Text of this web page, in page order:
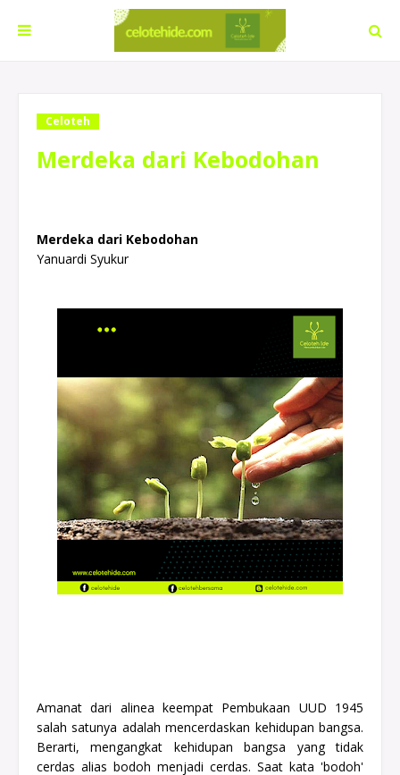
Celoteh
Merdeka dari Kebodohan
Merdeka dari Kebodohan
Yanuardi Syukur
Amanat dari alinea keempat Pembukaan UUD 1945
salah satunya adalah mencerdaskan kehidupan bangsa.
Berarti, mengangkat kehidupan bangsa yang tidak
cerdas alias bodoh menjadi cerdas. Saat kata 'bodoh'